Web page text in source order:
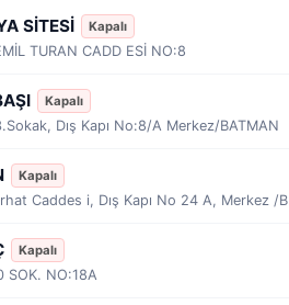
SİTESİ Kapalı
TURAN CADD ESİ NO:8
Kapalı
Dış Kapı No:8/A Merkez/BATMAN
Kapalı
Caddes i, Dış Kapı No 24 A, Merkez /B
Kapalı
SOK. NO:18A